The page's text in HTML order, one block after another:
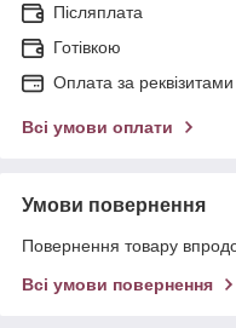
Післяплата
Готівкою
Оплата за реквізитами
Всі умови оплати
Умови повернення
Повернення товару
Всі умови повернення